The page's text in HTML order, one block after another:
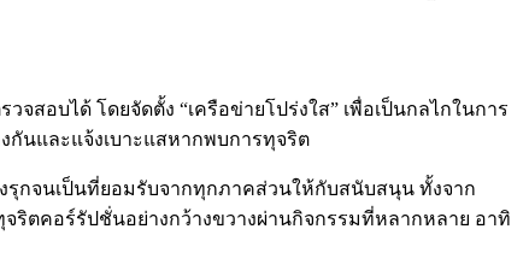
สอบได้ โดยจัดตั้ง “เครือข่ายโปร่งใส” เพื่อเป็นกลไกในการ
นและแจ้งเบาะแสหากพบการทุจริต
รุกจนเป็นที่ยอมรับจากทุกภาคส่วนให้กับสนับสนุน ทั้งจาก
ริตคอร์รัปชั่นอย่างกว้างขวางผ่านกิจกรรมที่หลากหลาย อาทิ